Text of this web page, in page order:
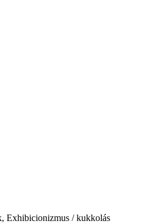
Exhibicionizmus / kukkolás